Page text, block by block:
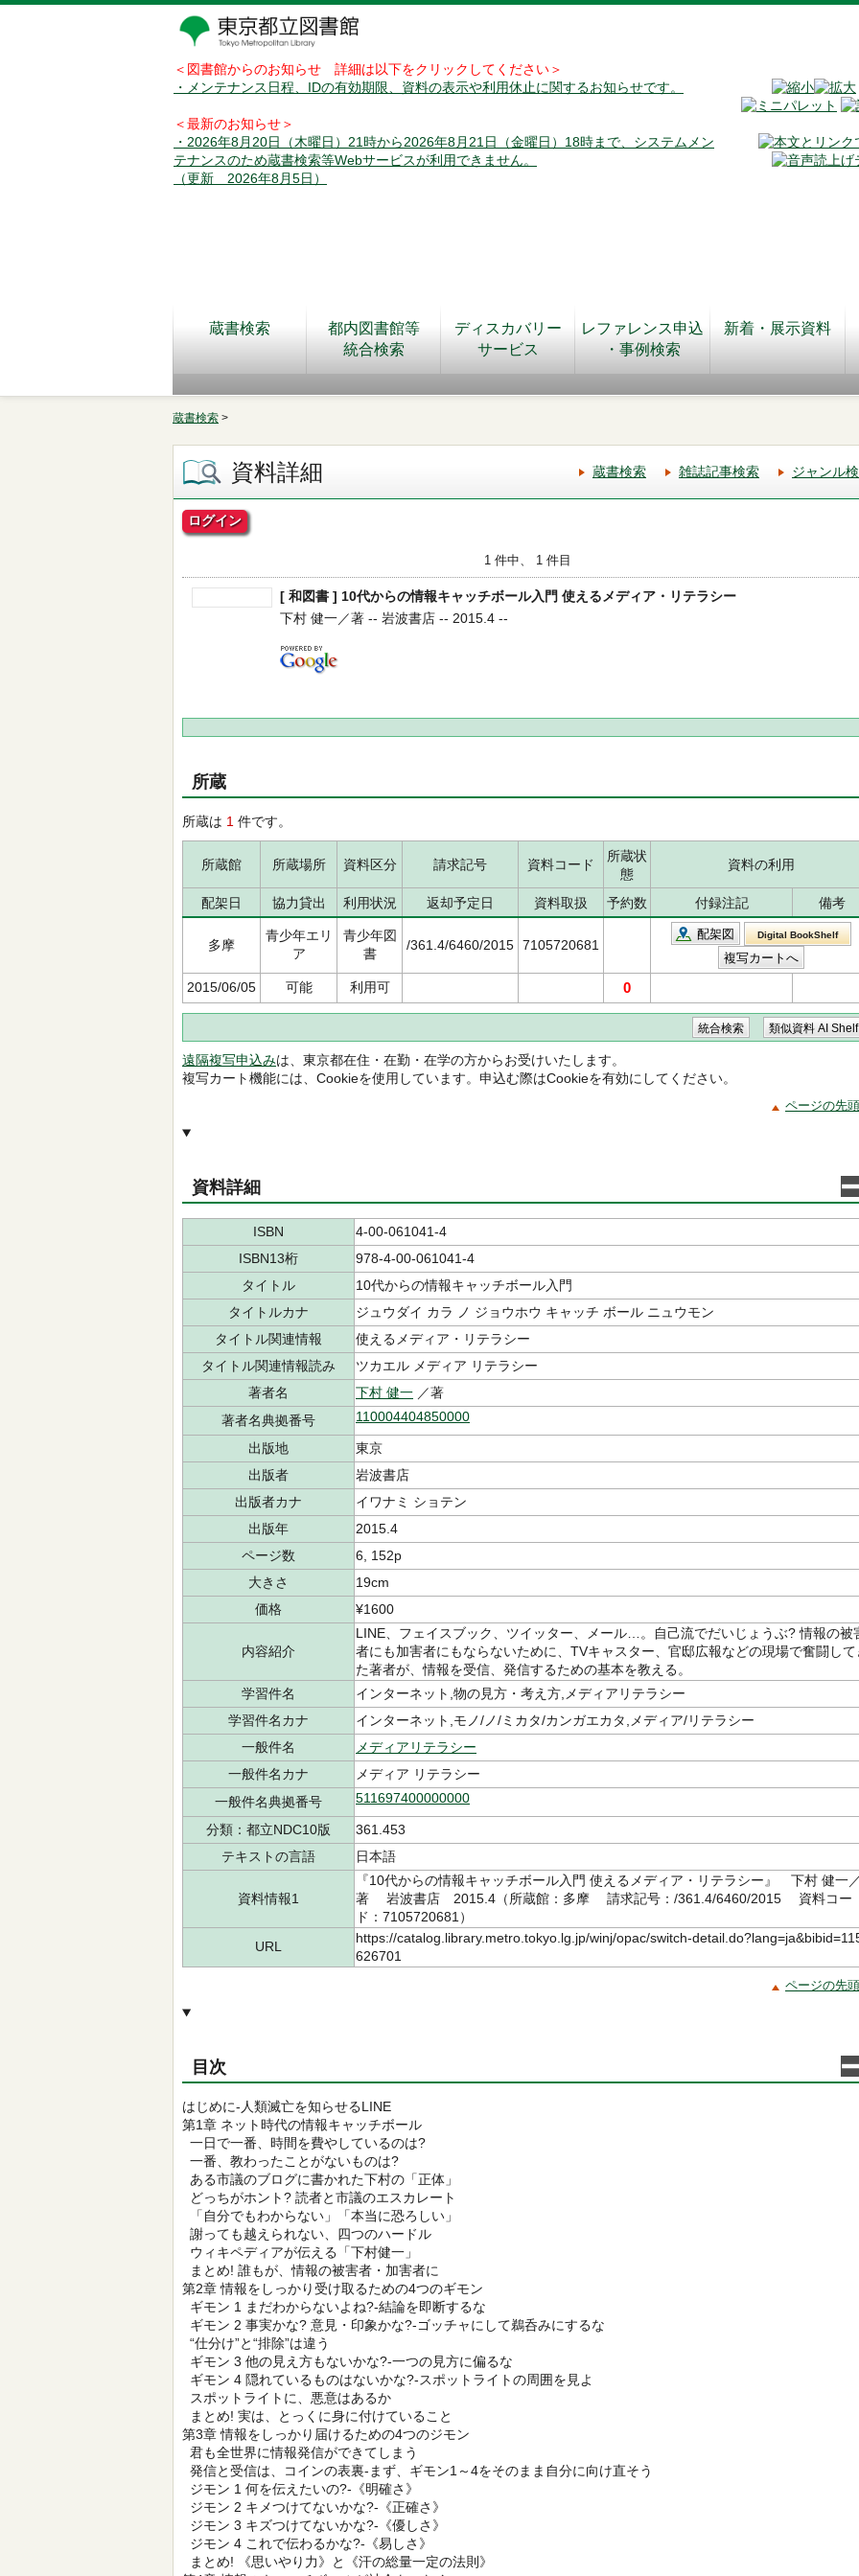
＜図書館からのお知らせ 詳細は以下をクリックしてください＞
・メンテナンス日程、IDの有効期限、資料の表示や利用休止に関するお知らせです。
＜最新のお知らせ＞
・2026年8月20日（木曜日）21時から2026年8月21日（金曜日）18時まで、システムメン
テナンスのため蔵書検索等Webサービスが利用できません。
（更新 2026年8月5日）
蔵書検索
都内図書館等
統合検索
ディスカバリー
サービス
レファレンス申込
・事例検索
新着・展示資料
蔵書検索 >
資料詳細 蔵書検索 雑誌記事検索 ジャンル
ログイン
1 件中、 1 件目
[ 和図書 ] 10代からの情報キャッチボール入門 使えるメディア・リテラシー
下村 健一／著 -- 岩波書店 -- 2015.4 --
所蔵
所蔵は 1 件です。
所蔵館 所蔵場所 資料区分 請求記号 資料コード
所蔵状
態
資料の利用
配架日 協力貸出 利用状況 返却予定日 資料取扱 予約数 付録注記 備考
多摩
青少年エリ
ア
青少年図
書
/361.4/6460/2015 7105720681
配架図 Digital BookShelf
2015/06/05 可能 利用可 0
遠隔複写申込みは、東京都在住・在勤・在学の方からお受けいたします。
複写カート機能には、Cookieを使用しています。申込む際はCookieを有効にしてください。
ページの先
資料詳細
ISBN
4-00-061041-4
ISBN13桁
978-4-00-061041-4
タイトル
10代からの情報キャッチボール入門
タイトルカナ
ジュウダイ カラ ノ ジョウホウ キャッチ ボール ニュウモン
タイトル関連情報
使えるメディア・リテラシー
タイトル関連情報読み
ツカエル メディア リテラシー
著者名
下村 健一 ／著
著者名典拠番号
110004404850000
出版地
東京
出版者
岩波書店
出版者カナ
イワナミ ショテン
出版年
2015.4
ページ数
6, 152p
大きさ
19cm
価格
¥1600
内容紹介
LINE、フェイスブック、ツイッター、メール…。自己流でだいじょうぶ? 情報の被
者にも加害者にもならないために、TVキャスター、官邸広報などの現場で奮闘して
た著者が、情報を受信、発信するための基本を教える。
学習件名
インターネット,物の見方・考え方,メディアリテラシー
学習件名カナ
インターネット,モノ/ノ/ミカタ/カンガエカタ,メディア/リテラシー
一般件名
メディアリテラシー
一般件名カナ
メディア リテラシー
一般件名典拠番号
511697400000000
分類：都立NDC10版
361.453
テキストの言語
日本語
資料情報1
『10代からの情報キャッチボール入門 使えるメディア・リテラシー』 下村 健一
著 岩波書店 2015.4（所蔵館：多摩 請求記号：/361.4/6460/2015 資料コー
ド：7105720681）
URL
https://catalog.library.metro.tokyo.lg.jp/winj/opac/switch-
626701
ページの先
目次
はじめに-人類滅亡を知らせるLINE
第1章 ネット時代の情報キャッチボール
一日で一番、時間を費やしているのは?
一番、教わったことがないものは?
ある市議のブログに書かれた下村の「正体」
どっちがホント? 読者と市議のエスカレート
「自分でもわからない」「本当に恐ろしい」
謝っても越えられない、四つのハードル
ウィキペディアが伝える「下村健一」
まとめ! 誰もが、情報の被害者・加害者に
第2章 情報をしっかり受け取るための4つのギモン
ギモン 1 まだわからないよね?-結論を即断するな
ギモン 2 事実かな? 意見・印象かな?-ゴッチャにして鵜呑みにするな
“仕分け”と“排除”は違う
ギモン 3 他の見え方もないかな?-一つの見方に偏るな
ギモン 4 隠れているものはないかな?-スポットライトの周囲を見よ
スポットライトに、悪意はあるか
まとめ! 実は、とっくに身に付けていること
第3章 情報をしっかり届けるための4つのジモン
君も全世界に情報発信ができてしまう
発信と受信は、コインの表裏-まず、ギモン1～4をそのまま自分に向け直そう
ジモン 1 何を伝えたいの?-《明確さ》
ジモン 2 キメつけてないかな?-《正確さ》
ジモン 3 キズつけてないかな?-《優しさ》
ジモン 4 これで伝わるかな?-《易しさ》
まとめ! 《思いやり力》と《汗の総量一定の法則》